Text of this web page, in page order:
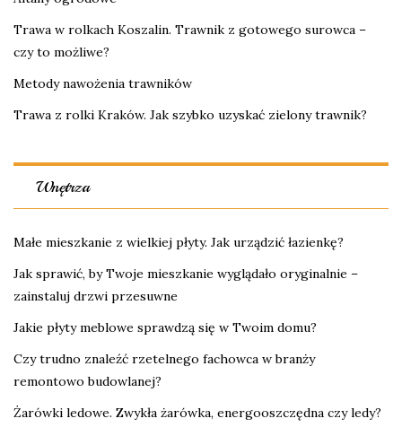
Trawa w rolkach Koszalin. Trawnik z gotowego surowca –
czy to możliwe?
Metody nawożenia trawników
Trawa z rolki Kraków. Jak szybko uzyskać zielony trawnik?
Wnętrza
Małe mieszkanie z wielkiej płyty. Jak urządzić łazienkę?
Jak sprawić, by Twoje mieszkanie wyglądało oryginalnie –
zainstaluj drzwi przesuwne
Jakie płyty meblowe sprawdzą się w Twoim domu?
Czy trudno znaleźć rzetelnego fachowca w branży
remontowo budowlanej?
Żarówki ledowe. Zwykła żarówka, energooszczędna czy ledy?